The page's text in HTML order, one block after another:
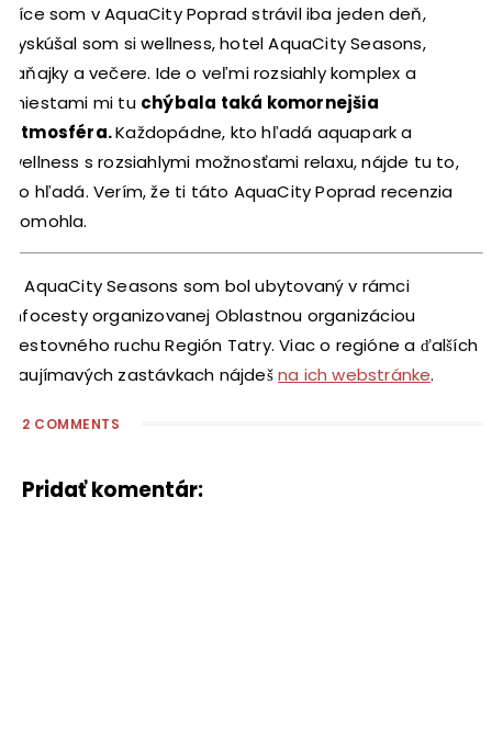
Síce som v AquaCity Poprad strávil iba jeden deň,
vyskúšal som si wellness, hotel AquaCity Seasons,
raňajky a večere. Ide o veľmi rozsiahly komplex a
miestami mi tu chýbala taká komornejšia
atmosféra.Každopádne, kto hľadá aquapark a
wellness s rozsiahlymi možnosťami relaxu, nájde tu to,
čo hľadá. Verím, že ti táto AquaCity Poprad recenzia
pomohla.
V AquaCity Seasons som bol ubytovaný v rámci
infocesty organizovanej Oblastnou organizáciou
cestovného ruchu Región Tatry. Viac o regióne a ďalších
zaujímavých zastávkach nájdešna ich webstránke.
2 COMMENTS
Pridať komentár: